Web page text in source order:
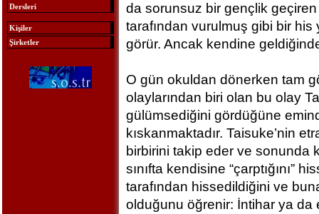
Dersleri
Kişiler
Şirketler
da sorunsuz bir gençlik geçiren
tarafından vurulmuş gibi bir
görür. Ancak kendine geldiğinde
O gün okuldan dönerken tam
olaylarından biri olan bu olay
gülümsediğini gördüğüne
kıskanmaktadır. Taisuke’nin
birbirini takip eder ve sonunda
sınıfta kendisine “çarptığını”
tarafından hissedildiğini ve
olduğunu öğrenir: İntihar ya da